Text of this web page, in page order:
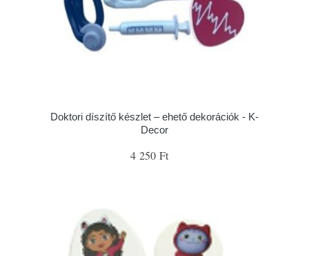
Doktori díszítő készlet – ehető dekorációk - K-
Decor
4 250 Ft